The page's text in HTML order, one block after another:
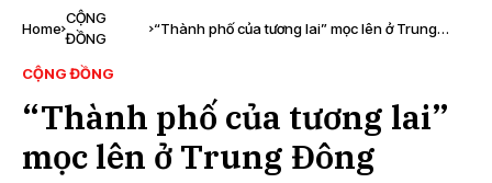
Home
CỘNG
ĐỒNG
“Thành phố của tương lai” mọc lên ở Trung
CỘNG ĐỒNG
“Thành phố của tương lai”
mọc lên ở Trung Đông